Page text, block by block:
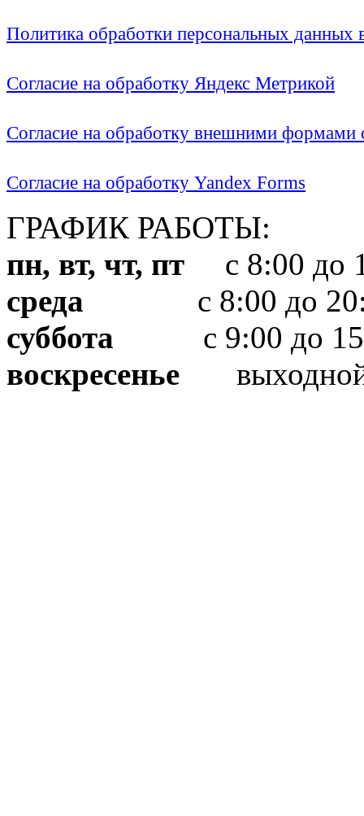
Политика обработки персональных
Согласие на обработку Яндекс Метрикой
Согласие на обработку внешними формами
Согласие на обработку Yandex Forms
ГРАФИК РАБОТЫ:
пн, вт, чт, пт с 8:00 до
среда с 8:00 до
суббота с 9:00 до
воскресенье